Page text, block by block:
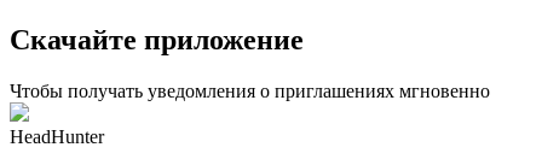
Скачайте приложение
Чтобы получать уведомления о приглашениях мгновенно
HeadHunter